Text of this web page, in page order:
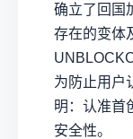
确立了回国
存在的变体
为防止用户
明：认准首
安全性。